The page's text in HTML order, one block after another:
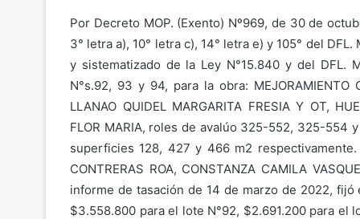
Por Decreto MOP. (Exento) Nº969, de 30 de
3° letra a), 10° letra c), 14° letra e) y 105° del
y sistematizado de la Ley N°15.840 y del DFL.
N°s.92, 93 y 94, para la obra: MEJORAMIENTO
LLANAO QUIDEL MARGARITA FRESIA Y OT,
FLOR MARIA, roles de avalúo 325-552, 325-554 y
superficies 128, 427 y 466 m2 respectivamente.
CONTRERAS ROA, CONSTANZA CAMILA
informe de tasación de 14 de marzo de 2022,
$3.558.800 para el lote N°92, $2.691.200 para el